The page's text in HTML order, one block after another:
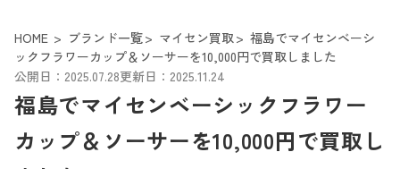
HOME ブランド一覧 マイセン買取
福島でマイセンベーシ
ックフラワーカップ＆ソーサーを10,000円で買取しました
公開日：2025.07.28更新日：2025.11.24
福島でマイセンベーシックフラワー
カップ＆ソーサーを10,000円で買取し